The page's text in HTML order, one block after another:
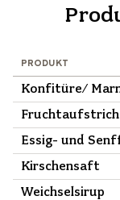
PRODUKT
Konfitüre/
Fruchtaufstrich
Essig- und
Kirschensaft
Weichselsirup